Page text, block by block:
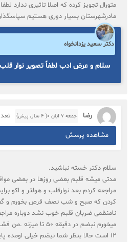
متورال تجویز کرده که اصلا تاثیری ندارد
مادرشهرستان بسیار دوری هستیم
دکتر سعید یزدانخواه
سلام و عرض ادب لطفاً تصویر نوار
رضا جمعه ۷ آبان ۰( 4 سال پیش)
مشاهده پرسش
سلام دکتر خسته نباشید.
مدتی میشه قلبم بعضی روزها در بعضی
نامنظمی ضربان قلبم خوب نشد دوباره
۱۲ است حالا بنظر شما نبضم خیلی اومده